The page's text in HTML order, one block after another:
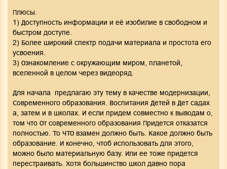
Плюсы.
1) Доступность информации и её изобилие в свободном и
быстром доступе.
2) Более широкий спектр подачи материала и простота его
усвоения.
3) Ознакомление с окружающим миром, планетой,
вселенной в целом через видеоряд.
Для начала предлагаю эту тему в качестве модернизации,
Современного образования. Воспитания Детей в Дет садах
а, затем и в школах. И если придем совместно к выводам о,
том что От современного образования Придется отказатся
полностью. То ЧТО взамен должно быть. Какое должно быть
образование. И конечно, чтоб использовать для этого,
можно было материальную базу. Или ее тоже придется
перестраивать. Хотя большинство школ давно пора